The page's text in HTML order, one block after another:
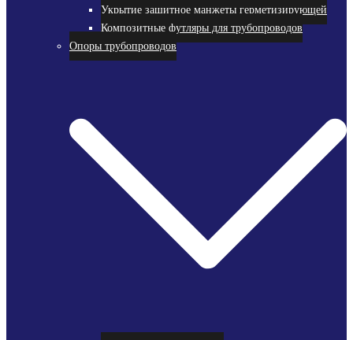
Укрытие защитное манжеты герметизирующей
Композитные футляры для трубопроводов
Опоры трубопроводов